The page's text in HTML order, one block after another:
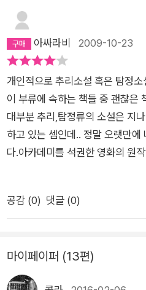
환원하는 데서 비롯되는 걸세.” “
티루무르티를 돌아본다. “아뇨,
있던 지식을 드러낸 것이라도 봐
부활을 목격하는 중이라오.” “아
를 축낼 땐 양심의 가책 하나 없
간디 바바로 변신해? 장담하건대, 이 양반 진짜 사기꾼이야.” _본
문 178 바로 당신이 일곱번째 용의자일 수도 있다! 그러나 비카
스 스와루프 특유의 신랄하고 속
지지 않는다. 인도 사회에 만연해
빈곤과 체제의 부조리에 순응한
사람 있어요?” “그건 왜 묻죠?
일이 있다고?” “다음 프로젝트
큐는 시청자들한테 슬럼을 정말로
만 위트와 따스한 인간애 또한 함
내무 장관의 아들이 자신이 주최
한 범법자 재벌 총수로 당연히 적
인의 용의자가 체포된다. 간디의
차관, 하위 카스트 출신의 휴대폰
부족인 옹게족의 청년, 인도 최고
제작자를 자칭하는 얼뜨기 미국인
무 장관인 피해자의 아버지. 그리
이야기가 시작된다. [동기]편의 각
인물들이지만 [증거]편의 각 장에
장난이 얽혀든다. [해결]편에서는
백]에 이르러 놀라움을 안긴다.
장이고 누구는 일기이고 누구는
는 이유가 있었던 것이다. 결국 모
민 ‘에케티’만은 가슴이 아프다.
었다고 주장하는 부패한 관리 모
나트 딸의 애인인 문디모바일,머
을 찾아나선 옹게족 원주민 에타
인도를 방문한 래리 페이지.과연
살해했는가?영화 '슬럼독밀리어
스타덤에 오른 비카스 스와루프.
는 소식에 너무도 반가와서 바로
읽고나서의 느낌은 이 작가 정말
보여준 인도 사회의 아픔과 상처
는 여전하고그럼에도 그 속에서
그러면서 그 상처에 신음하며 살
희망을 이야기 한다.지극히 사회
극히 재미를 추구한 소설이다.소
아싸라비 2009-10-23
개인적으로 추리소설 혹은 탐정
이 부류에 속하는 책들 중 괜찮은
대부분 추리,탐정류의 소설은 지
하고 있는 셈인데.. 정말 오랫만
다.아카데미를 석권한 영화의 원
지 않을 것 같았는데...좋은 스토
했다.이책은 살인 사건을 중심으
건들은 적어도 아카데미의 히어
재미를 준다는 것만을 단서로 남
의 도리라 생각한다.
공감 (0) 댓글 (0)
마이페이퍼 (13편)